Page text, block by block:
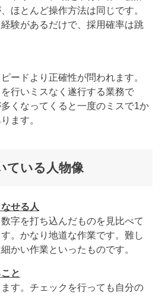
ほとんど操作方法は同じです。
験があるだけで、採用確率は跳
ードより正確性が問われます。
行いミスなく遂行する業務で
くなってくると一度のミスで1か
ます。
ている人物像
せる人
字を打ち込んだものを見比べて
。かなり地道な作業です。難し
かい作業といったものです。
と
す。チェックを行っても自分の